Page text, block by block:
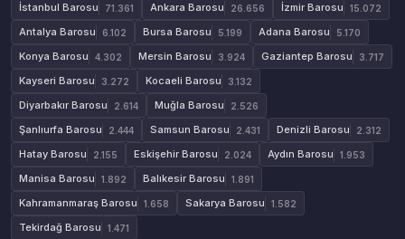
İstanbul Barosu
71.361 Ankara Barosu 26.656 İzmir Barosu 15.072
Antalya Barosu 6.102 Bursa Barosu 5.199 Adana Barosu 5.170
Konya Barosu 4.302 Mersin Barosu 3.924 Gaziantep Barosu 3.717
Kayseri Barosu 3.272 Kocaeli Barosu 3.132
Diyarbakır Barosu 2.614 Muğla Barosu 2.526
Şanlıurfa Barosu 2.444 Samsun Barosu 2.431 Denizli Barosu 2.312
Hatay Barosu 2.155 Eskişehir Barosu 2.024 Aydın Barosu 1.953
Manisa Barosu 1.892 Balıkesir Barosu 1.891
Kahramanmaraş Barosu 1.658 Sakarya Barosu 1.582
Tekirdağ Barosu 1.471